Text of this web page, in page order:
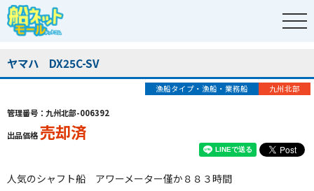
ヤマハ DX25C-SV
漁船タイプ・漁船・業務船 九州北部
管理番号：九州北部-006392
出品価格売却済
人気のシャフト船 アワーメーター僅か８８３時間